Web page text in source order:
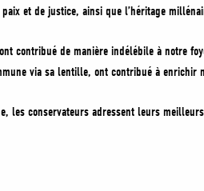
et de justice, ainsi que l’héritage
contribué de manière indélébile à notre
via sa lentille, ont contribué à enrichir
les conservateurs adressent leurs